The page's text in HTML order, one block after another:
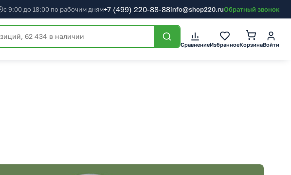
с 9:00 до 18:00 по рабочим дням+7 (499) 220-88-88info@shop220.ruОбратный звонок
СравнениеИзбранноеКорзинаВойти